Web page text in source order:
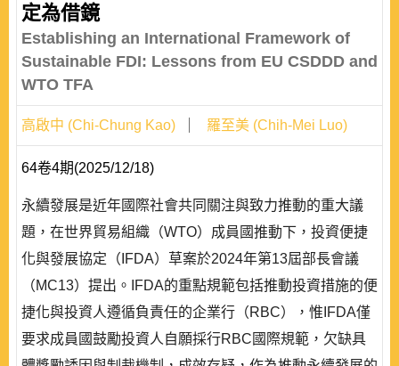
定為借鏡
Establishing an International Framework of
Sustainable FDI: Lessons from EU CSDDD and
WTO TFA
高啟中 (Chi-Chung Kao) 羅至美 (Chih-Mei Luo)
64卷4期(2025/12/18)
永續發展是近年國際社會共同關注與致力推動的重大議
題，在世界貿易組織（WTO）成員國推動下，投資便捷
化與發展協定（IFDA）草案於2024年第13屆部長會議
（MC13）提出。IFDA的重點規範包括推動投資措施的便
捷化與投資人遵循負責任的企業行（RBC），惟IFDA僅
要求成員國鼓勵投資人自願採行RBC國際規範，欠缺具